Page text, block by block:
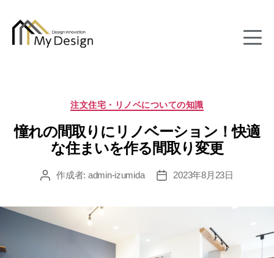
カ
ゴ
リ
ー
注文住宅・リノベについての知識
憧れの間取りにリノベーション！快適
な住まいを作る間取り変更
投 作成者: admin-izumida
投
2023年8月23日